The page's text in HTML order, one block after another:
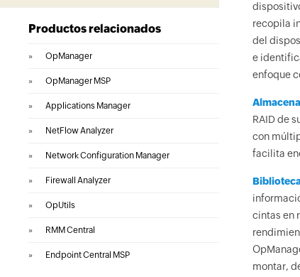
Productos relacionados
» OpManager
» OpManager MSP
» Applications Manager
» NetFlow Analyzer
» Network Configuration Manager
» Firewall Analyzer
» OpUtils
» RMM Central
» Endpoint Central MSP
recopila
del
e
enfoque
RAID de
con
facilita
cintas en
montar,